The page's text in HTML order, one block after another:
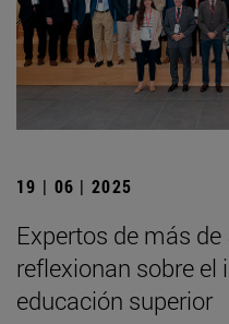
19 | 06 | 2025
Expertos de más
reflexionan sobre el
educación superior